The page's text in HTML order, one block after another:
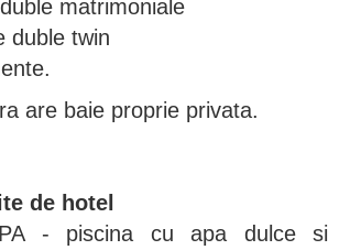
matrimoniale
duble twin
are baie proprie privata.
de hotel
- piscina cu apa dulce si